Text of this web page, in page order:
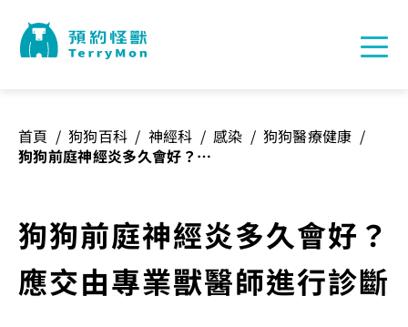
首頁 / 狗狗百科 / 神經科 / 感染 / 狗狗醫療健康 /
狗狗前庭神經炎多久會好？應
狗狗前庭神經炎多久會好？
應交由專業獸醫師進行診斷